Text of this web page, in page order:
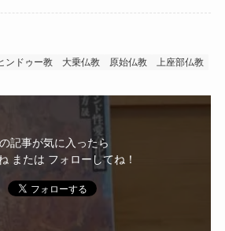
ンドゥー教 大乗仏教 原始仏教 上座部仏教
記事が気に入ったら
または フォローしてね！